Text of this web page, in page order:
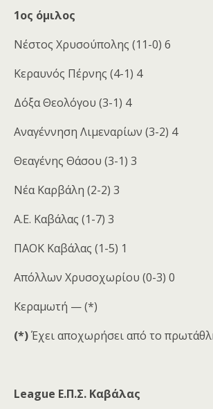
1ος όμιλος
Νέστος Χρυσούπολης (11-0) 6
Κεραυνός Πέρνης (4-1) 4
Δόξα Θεολόγου (3-1) 4
Αναγέννηση Λιμεναρίων (3-2) 4
Θεαγένης Θάσου (3-1) 3
Νέα Καρβάλη (2-2) 3
Α.Ε. Καβάλας (1-7) 3
ΠΑΟΚ Καβάλας (1-5) 1
Απόλλων Χρυσοχωρίου (0-3) 0
Κεραμωτή — (*)
(*)Έχει αποχωρήσει από το
League Ε.Π.Σ. Καβάλας